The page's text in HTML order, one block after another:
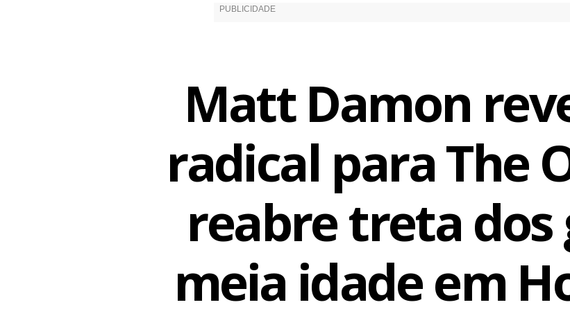
Matt Damon
radical para The
reabre treta dos
meia idade em